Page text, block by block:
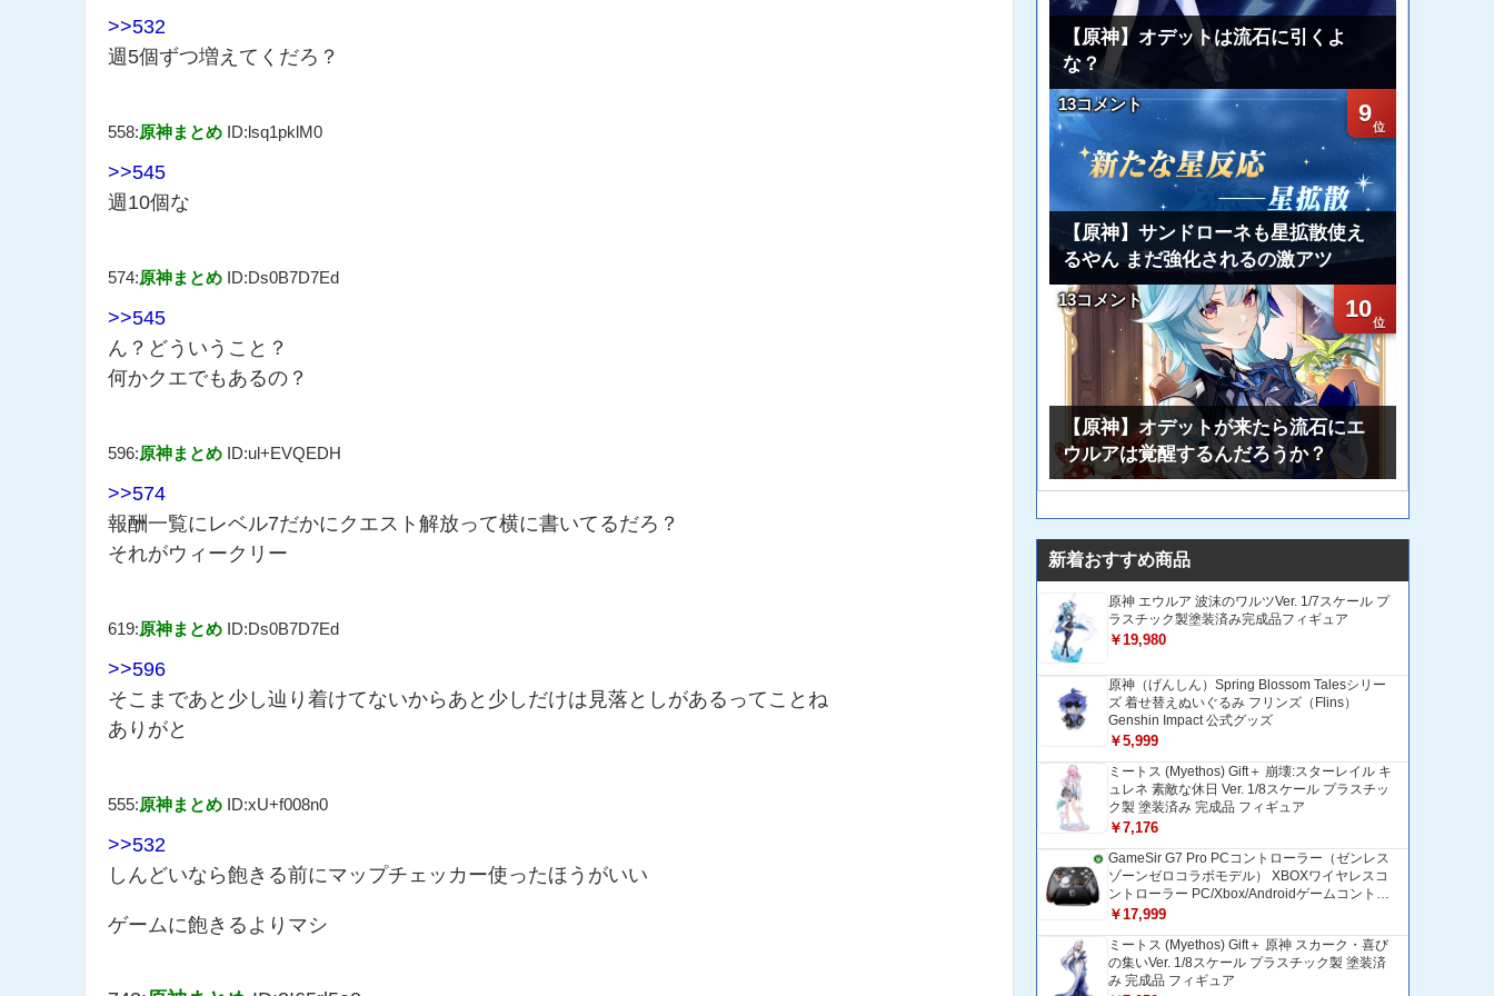
>>532
週5個ずつ増えてくだろ？
558:原神まとめ ID:lsq1pklM0
>>545
週10個な
574:原神まとめ ID:Ds0B7D7Ed
>>545
ん？どういうこと？
何かクエでもあるの？
596:原神まとめ ID:ul+EVQEDH
>>574
報酬一覧にレベル7だかにクエスト解放って横に書いてるだろ？
それがウィークリー
619:原神まとめ ID:Ds0B7D7Ed
>>596
そこまであと少し辿り着けてないからあと少しだけは見落としがあるってことね
ありがと
555:原神まとめ ID:xU+f008n0
>>532
しんどいなら飽きる前にマップチェッカー使ったほうがいい
ゲームに飽きるよりマシ
【原神】オデットは流石に引くよ
な？
9
13コメント
【原神】サンドローネも星拡散使え
るやん まだ強化されるの激アツ
10
13コメント
【原神】オデットが来たら流石にエ
ウルアは覚醒するんだろうか？
新着おすすめ商品
原神 エウルア 波沫のワルツVer. 1/7スケール プ
ラスチック製塗装済み完成品フィギュア
￥19,980
原神（げんしん）Spring Blossom Talesシリー
ズ 着せ替えぬいぐるみ フリンズ（Flins）
Genshin Impact 公式グッズ
￥5,999
ミートス (Myethos) Gift＋ 崩壊:スターレイル キ
ュレネ 素敵な休日 Ver. 1/8スケール プラスチッ
ク製 塗装済み 完成品 フィギュア
￥7,176
GameSir G7 Pro PCコントローラー（ゼンレス
ゾーンゼロコラボモデル） XBOXワイヤレスコ
ントローラー PC/Xbox/Androidゲームコントロ
ーラー 1200mAH大容量バッテリー TMRホール
コントローラー 追加ボタン＆トリガー/グリップ
振動モーター搭載 トリガーストップ＆背面ボタ
ンロック付きゲームパッド 光学式マイクロスイ
￥17,999
ミートス (Myethos) Gift＋ 原神 スカーク・喜び
の集いVer. 1/8スケール プラスチック製 塗装済
み 完成品 フィギュア